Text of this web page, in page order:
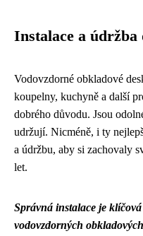
Instalace a údržba
Vodovzdorné obkladové
koupelny, kuchyně a další
dobrého důvodu. Jsou
udržují. Nicméně, i ty
a údržbu, aby si zachovaly
let.
Správná instalace je
vodovzdorných